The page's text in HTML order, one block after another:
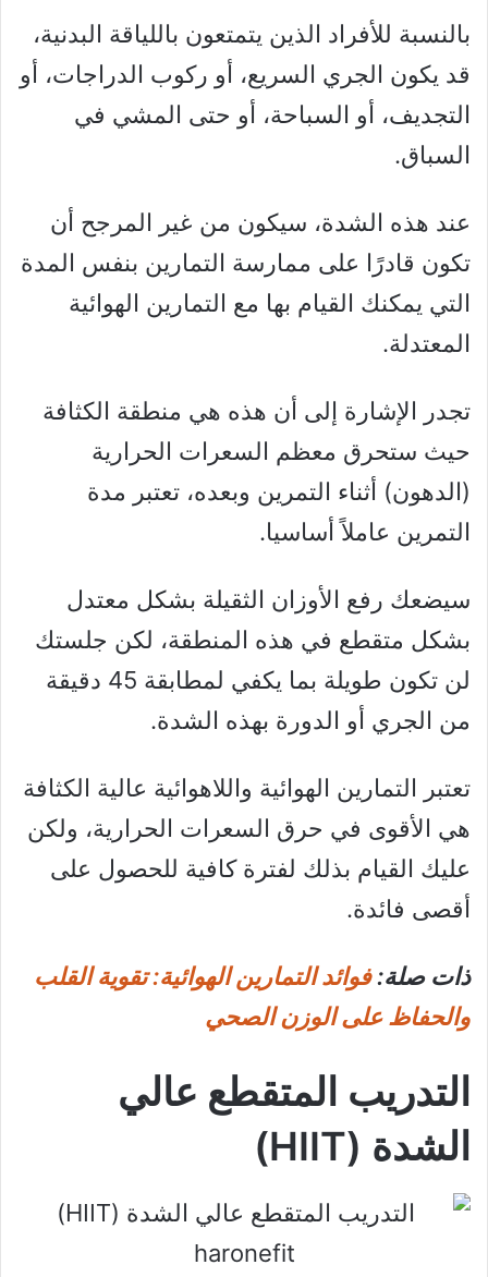
بالنسبة للأفراد الذين يتمتعون باللياقة البدنية،
قد يكون الجري السريع، أو ركوب الدراجات، أو
التجديف، أو السباحة، أو حتى المشي في
السباق.
عند هذه الشدة، سيكون من غير المرجح أن
تكون قادرًا على ممارسة التمارين بنفس المدة
التي يمكنك القيام بها مع التمارين الهوائية
المعتدلة.
تجدر الإشارة إلى أن هذه هي منطقة الكثافة
حيث ستحرق معظم السعرات الحرارية
(الدهون) أثناء التمرين وبعده، تعتبر مدة
التمرين عاملاً أساسيا.
سيضعك رفع الأوزان الثقيلة بشكل معتدل
بشكل متقطع في هذه المنطقة، لكن جلستك
لن تكون طويلة بما يكفي لمطابقة 45 دقيقة
من الجري أو الدورة بهذه الشدة.
تعتبر التمارين الهوائية واللاهوائية عالية الكثافة
هي الأقوى في حرق السعرات الحرارية، ولكن
عليك القيام بذلك لفترة كافية للحصول على
أقصى فائدة.
ذات صلة:فوائد التمارين الهوائية: تقوية القلب
والحفاظ على الوزن الصحي
التدريب المتقطع عالي
الشدة (HIIT)